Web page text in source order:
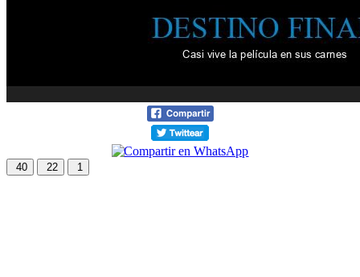
40 22 1